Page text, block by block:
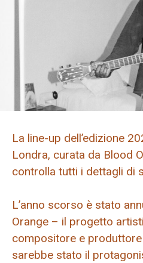
La line-up dell’edizione
Londra, curata da Blood
controlla tutti i dettagli di
L’anno scorso è stato
Orange – il progetto
compositore e
sarebbe stato il